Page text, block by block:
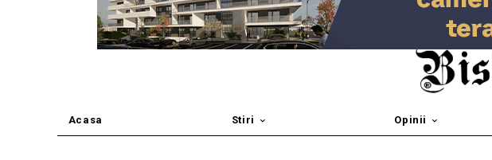
Acasa Stiri Opinii